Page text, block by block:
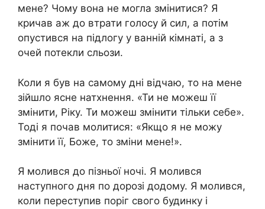
мене? Чому вона не могла змінитися? Я
кричав аж до втрати голосу й сил, а потім
опустився на підлогу у ванній кімнаті, а з
очей потекли сльози.
Коли я був на самому дні відчаю, то на мене
зійшло ясне натхнення. «Ти не можеш її
змінити, Ріку. Ти можеш змінити тільки себе».
Тоді я почав молитися: «Якщо я не можу
змінити її, Боже, то зміни мене!».
Я молився до пізньої ночі. Я молився
наступного дня по дорозі додому. Я молився,
коли переступив поріг свого будинку і